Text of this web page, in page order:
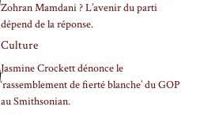
Zohran Mamdani ? L’avenir du parti
dépend de la réponse.
Culture
Jasmine Crockett dénonce le
‘rassemblement de fierté blanche’ du GOP
au Smithsonian.